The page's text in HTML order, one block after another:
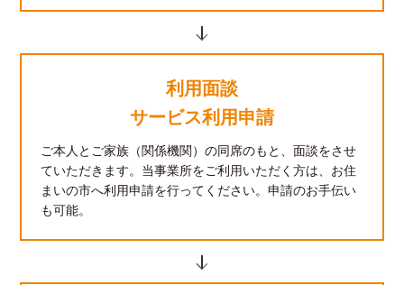
利用面談
サービス利用申請
ご本人とご家族（関係機関）の同席のもと、面談をさせ
ていただきます。当事業所をご利用いただく方は、お住
まいの市へ利用申請を行ってください。申請のお手伝い
も可能。